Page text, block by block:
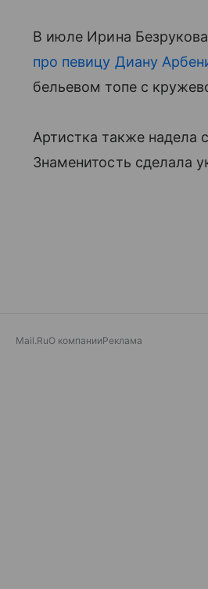
В июле Ирина
про певицу Диану
бельевом топе с
Артистка также надела
Знаменитость сделала
Mail.RuО компанииРеклама